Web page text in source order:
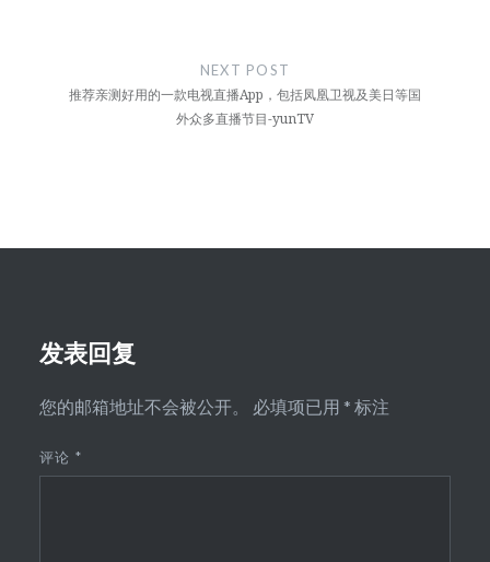
NEXT POST
推荐亲测好用的一款电视直播App，包括凤凰卫视及美日等国
外众多直播节目-yunTV
发表回复
您的邮箱地址不会被公开。 必填项已用 * 标注
评论 *